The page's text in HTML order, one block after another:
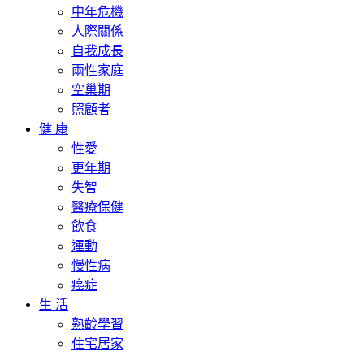
中年危機
人際關係
自我成長
兩性家庭
空巢期
照顧者
健 康
性愛
更年期
失智
醫療保健
飲食
運動
慢性病
癌症
生 活
熟齡學習
住宅居家